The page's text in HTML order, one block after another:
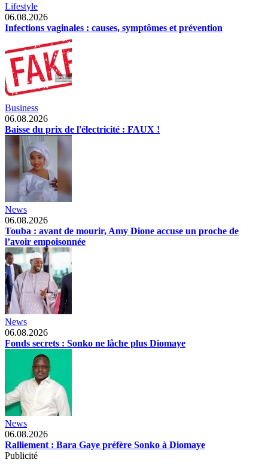
Lifestyle
06.08.2026
Infections vaginales : causes, symptômes et prévention
Business
06.08.2026
Baisse du prix de l'électricité : FAUX !
News
06.08.2026
Touba : avant de mourir, Amy Dione accuse un proche de
l’avoir empoisonnée
News
06.08.2026
Fonds secrets : Sonko ne lâche plus Diomaye
News
06.08.2026
Ralliement : Bara Gaye préfère Sonko à Diomaye
Publicité